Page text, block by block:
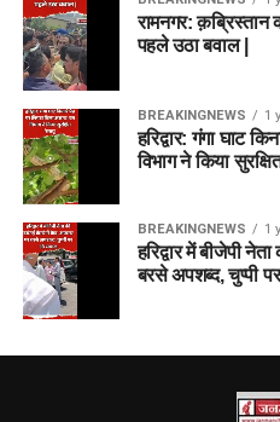
रामनगर:
पहले उठा बवाल |
BREAKINGNEWS 1
हरिद्वार: गंगा घाट
विभाग ने किया
BREAKINGNEWS 1
हरिद्वार में बीजेपी
बरसे अपशब्द, चुप्पी